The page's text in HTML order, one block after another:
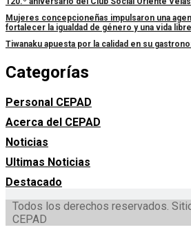
Mujeres concepcioneñas impulsaron una
fortalecer la igualdad de género y una vida
Tiwanaku apuesta por la calidad en su
Categorías
Personal CEPAD
Acerca del CEPAD
Noticias
Ultimas Noticias
Destacado
Todos los derechos reservados.
CEPAD